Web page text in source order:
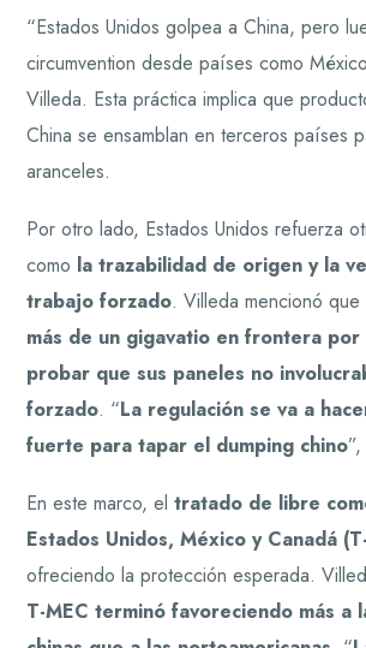
“Estados Unidos golpea a China, pero
circumvention desde países como
Villeda. Esta práctica implica que
China se ensamblan en terceros países
aranceles.
Por otro lado, Estados Unidos refuerza
como la trazabilidad de origen y la
trabajo forzado. Villeda mencionó que
más de un gigavatio en frontera
probar que sus paneles no
forzado. “La regulación se va a
fuerte para tapar el dumping chino
En este marco, eltratado de libre
Estados Unidos, México y Canadá
ofreciendo la protección esperada.
T-MEC terminó favoreciendo más a